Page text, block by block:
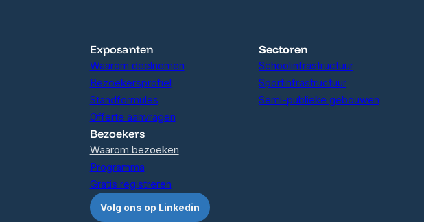
Exposanten
Waarom deelnemen
Bezoekersprofiel
Standformules
Offerte aanvragen
Bezoekers
Waarom bezoeken
Programma
Gratis registreren
Volg ons op Linkedin
Sectoren
Schoolinfrastructuur
Sportinfrastructuur
Semi-publieke gebouwen